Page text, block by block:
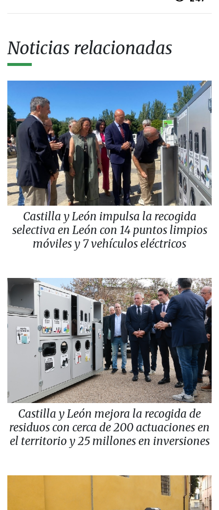
Noticias relacionadas
Castilla y León impulsa la recogida
selectiva en León con 14 puntos limpios
móviles y 7 vehículos eléctricos
Castilla y León mejora la recogida de
residuos con cerca de 200 actuaciones en
el territorio y 25 millones en inversiones